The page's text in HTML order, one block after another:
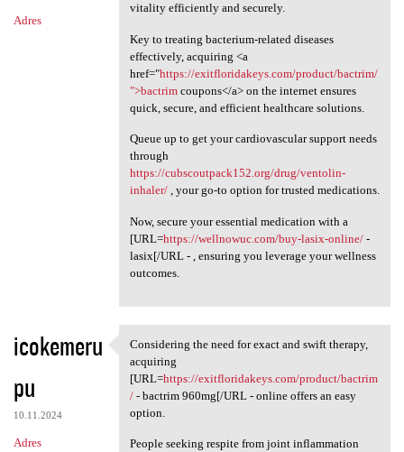
Adres
vitality efficiently and securely.
Key to treating bacterium-related diseases
effectively, acquiring <a
href="https://exitfloridakeys.com/product/bactrim/
">bactrimcoupons</a> on the internet ensures
quick, secure, and efficient healthcare solutions.
Queue up to get your cardiovascular support needs
through
https://cubscoutpack152.org/drug/ventolin-
inhaler/, your go-to option for trusted medications.
Now, secure your essential medication with a
[URL=https://wellnowuc.com/buy-lasix-online/-
lasix[/URL - , ensuring you leverage your wellness
outcomes.
icokemeru
pu
10.11.2024
Adres
Considering the need for
Considering the need for exact and swift therapy,
acquiring
[URL=https://exitfloridakeys.com/product/bactrim
/- bactrim 960mg[/URL - online offers an easy
option.
People seeking respite from joint inflammation